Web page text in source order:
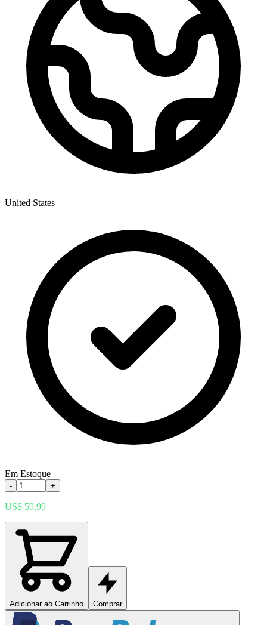
United States
Em Estoque
- +
US$ 59,99
Adicionar ao Carrinho Comprar